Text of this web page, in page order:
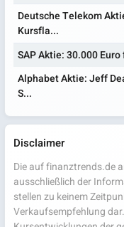
Deutsche Telekom
Kursfla...
SAP Aktie: 30.000
Alphabet Aktie: Jeff
S...
Disclaimer
Die auf finanztrends.de
ausschließlich der
stellen zu keinem
Verkaufsempfehlung